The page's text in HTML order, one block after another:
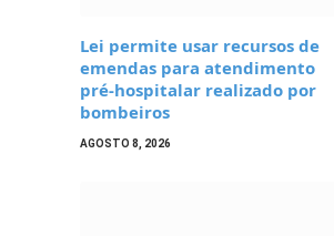
Lei permite usar recursos de
emendas para atendimento
pré-hospitalar realizado por
bombeiros
AGOSTO 8, 2026